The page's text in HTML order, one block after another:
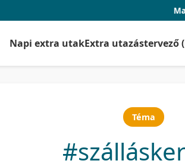
Mallorca 5 nap/4
Napi extra utakExtra utazástervező
Téma